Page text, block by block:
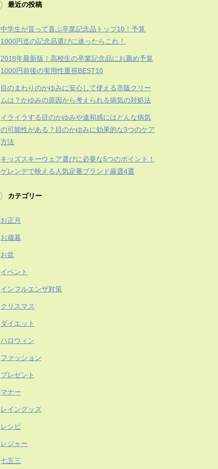
最近の投稿
中学生が貰って喜ぶ卒業記念品トップ10！予算
1000円迄の記念品選びに迷ったらこれ！
2018年最新版！高校生の卒業記念品にお薦め予算
1000円前後の実用性重視BEST10
目のまわりのかゆみに安心して使える市販クリー
ムは？かゆみの原因から考えられる病気の対処法
イライラする目のかゆみや違和感にはどんな病気
の可能性がある？目のかゆみに効果的な3つのケア
方法
キッズスキーウェア選びに必要な5つのポイント！
ゲレンデで映える人気定番ブランド厳選4選
カテゴリー
お正月
お歳暮
お盆
イベント
インフルエンザ対策
クリスマス
ダイエット
ハロウィン
ファッション
プレゼント
マナー
レイングッズ
レシピ
レジャー
七五三